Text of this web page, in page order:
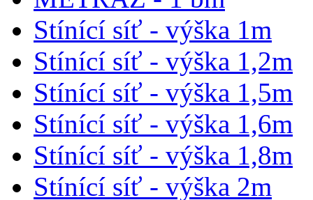
Stínící síť - výška 1m
Stínící síť - výška 1,2m
Stínící síť - výška 1,5m
Stínící síť - výška 1,6m
Stínící síť - výška 1,8m
Stínící síť - výška 2m